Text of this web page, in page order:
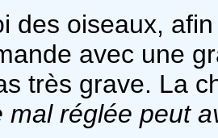
des oiseaux,
avec une
très grave. La
mal réglée peut